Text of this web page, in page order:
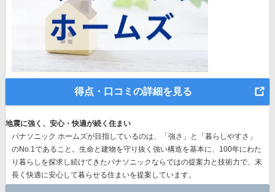
得点・口コミの詳細を見る
地震に強く、安心・快適が続く住まい
パナソニック ホームズが目指しているのは、「強さ」と「暮らしやすさ」
のNo.1であること。生命と建物を守り抜く強い構造を基本に、 100年にわた
り暮らしを探求し続けてきたパナソニックならではの提案力と技術力で、末
長く快適に安心して暮らせる住まいを提案しています。